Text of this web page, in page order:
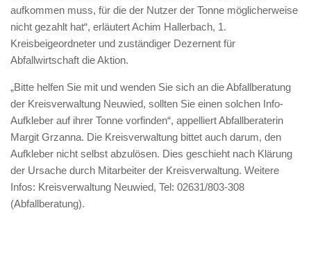
aufkommen muss, für die der Nutzer der Tonne möglicherweise
nicht gezahlt hat“, erläutert Achim Hallerbach, 1.
Kreisbeigeordneter und zuständiger Dezernent für
Abfallwirtschaft die Aktion.
„Bitte helfen Sie mit und wenden Sie sich an die Abfallberatung
der Kreisverwaltung Neuwied, sollten Sie einen solchen Info-
Aufkleber auf ihrer Tonne vorfinden“, appelliert Abfallberaterin
Margit Grzanna. Die Kreisverwaltung bittet auch darum, den
Aufkleber nicht selbst abzulösen. Dies geschieht nach Klärung
der Ursache durch Mitarbeiter der Kreisverwaltung. Weitere
Infos: Kreisverwaltung Neuwied, Tel: 02631/803-308
(Abfallberatung).